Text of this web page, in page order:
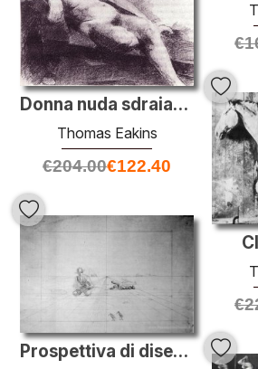
€
Donna nuda sdraiata su un divano
Thomas Eakins
€204.00€122.40
€
Prospettiva di disegno per la caccia